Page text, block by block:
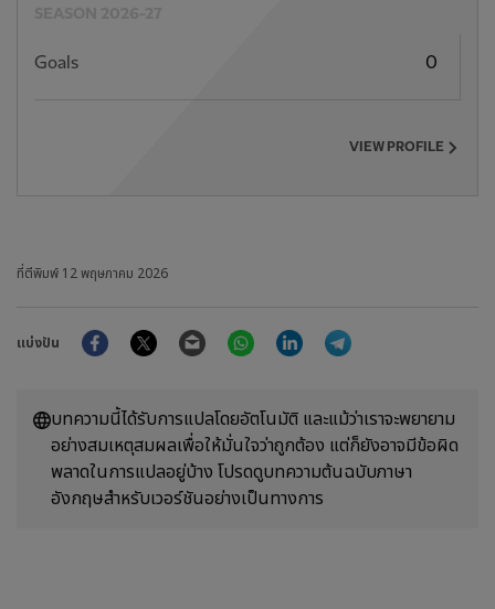
Goals 0
VIEW PROFILE
ที่ตีพิมพ์ 12 พฤษภาคม 2026
แบ่งปัน
FacebookTwitter Email WhatsAppLinkedIn
บทความนี้ได้รับการแปลโดยอัตโนมัติ และแม้ว่าเราจะพยายาม
อย่างสมเหตุสมผลเพื่อให้มั่นใจว่าถูกต้อง แต่ก็ยังอาจมีข้อผิด
พลาดในการแปลอยู่บ้าง โปรดดูบทความต้นฉบับภาษา
อังกฤษสำหรับเวอร์ชันอย่างเป็นทางการ